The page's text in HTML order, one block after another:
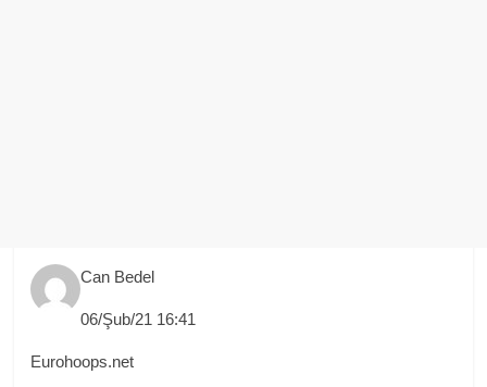
Can Bedel
06/Şub/21 16:41
Eurohoops.net